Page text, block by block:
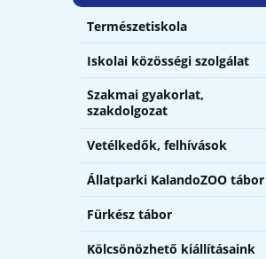
Természetiskola
Iskolai közösségi szolgálat
Szakmai gyakorlat,
szakdolgozat
Vetélkedők, felhívások
Állatparki KalandoZOO tábor
Fürkész tábor
Kölcsönözhető kiállításaink